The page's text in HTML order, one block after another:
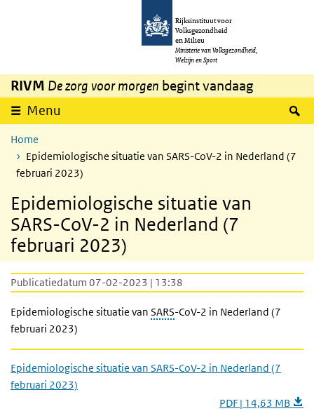
Overslaan en naar de inhoud gaan
Rijksinstituut voor
Volksgezondheid
en Milieu
Ministerie van Volksgezondheid,
Welzijn en Sport
RIVM De zorg voor morgen begint vandaag
Menu
Home
Epidemiologische situatie van SARS-CoV-2 in Nederland (7
februari 2023)
Epidemiologische situatie van
SARS-CoV-2 in Nederland (7
februari 2023)
Publicatiedatum 07-02-2023 | 13:38
Epidemiologische situatie van SARS-CoV-2 in Nederland (7
februari 2023)
Epidemiologische situatie van SARS-CoV-2 in Nederland (7
februari 2023)
PDF | 14,63 MB